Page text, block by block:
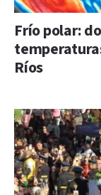
Frío polar:
Ríos